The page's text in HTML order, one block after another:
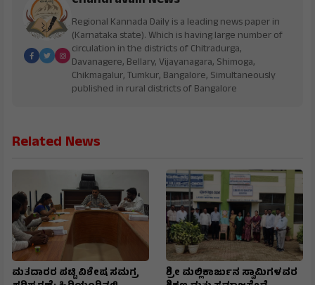
Regional Kannada Daily is a leading news paper in
(Karnataka state). Which is having large number of
circulation in the districts of Chitradurga,
Davanagere, Bellary, Vijayanagara, Shimoga,
Chikmagalur, Tumkur, Bangalore, Simultaneously
published in rural districts of Bangalore
Related News
ಮತದಾರರ ಪಟ್ಟಿ ವಿಶೇಷ ಸಮಗ್ರ
ಶ್ರೀ ಮಲ್ಲಿಕಾರ್ಜುನ ಸ್ವಾಮಿಗಳವರ